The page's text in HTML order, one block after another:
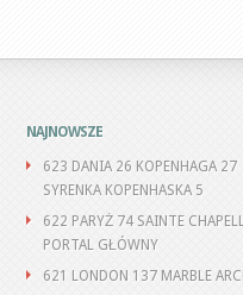
NAJNOWSZE
623 DANIA 26 KOPENHAGA 27
SYRENKA KOPENHASKA 5
622 PARYŻ 74 SAINTE
PORTAL GŁÓWNY
621 LONDON 137 MARBLE